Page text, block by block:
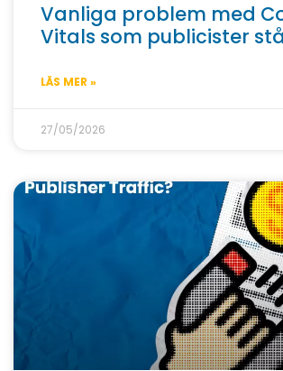
Vanliga problem med
Vitals som publicister
LÄS MER »
27/05/2026